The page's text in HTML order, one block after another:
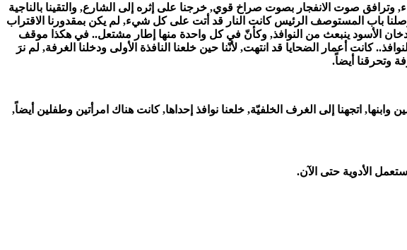
صوت الانفجار بصوت صراخ قوي, خرجنا على إثره إلى الشارع, والتقينا بالناجية
باب المستوصف الرئيس كانت النار قد أتت على كل شيء, لم يكن بمقدورنا الاقتراب
الأسود ينبعث من النوافذ, وكأنّ في كل واحدة منها إطار مشتعل.. في هكذا موقف
كانت أعمار الضحايا قد انتهت, لأنّنا حين خلعنا النافذة الأولى ودخلنا الغرفة, لم نرَ
وتحرقنا أيضاً.
اتجهنا إلى الغرف الخلفيّة, خلعنا نوافذ إحداها, كانت هناك امرأتين وطفلين أيضاً,
الأدوية حتى الآن.